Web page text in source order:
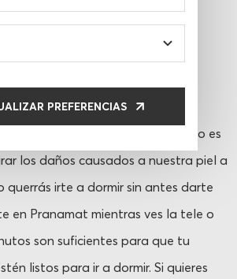
PREFERENCIAS
importante. Un buen descanso es
los daños causados a nuestra piel a
querrás irte a dormir sin antes darte
en Pranamat mientras ves la tele o
son suficientes para que tu
listos para ir a dormir. Si quieres